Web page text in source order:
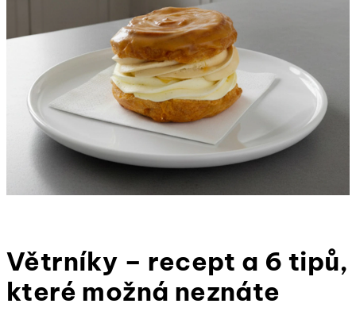
Větrníky – recept a 6 tipů,
které možná neznáte